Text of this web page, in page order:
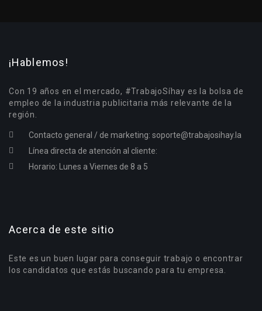
¡Hablemos!
Con 19 años en el mercado, #TrabajoSíhay es la bolsa de
empleo de la industria publicitaria más relevante de la
región.
Contacto general / de marketing: soporte@trabajosihay.la
Línea directa de atención al cliente:
Horario: Lunes a Viernes de 8 a 5
Acerca de este sitio
Este es un buen lugar para conseguir trabajo o encontrar
los candidatos que estás buscando para tu empresa.